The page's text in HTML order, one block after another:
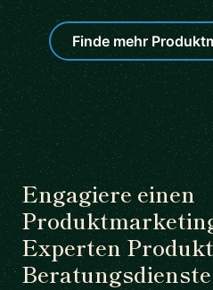
Finde mehr
Engagiere einen
Experten
Beratungsdienste